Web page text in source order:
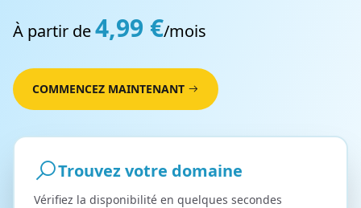
À partir de4,99 €/mois
COMMENCEZ MAINTENANT
Trouvez votre domaine
Vérifiez la disponibilité en quelques secondes